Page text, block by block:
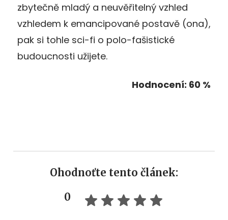
zbytečně mladý a neuvěřitelný vzhled
vzhledem k emancipované postavě (ona),
pak si tohle sci-fi o polo-fašistické
budoucnosti užijete.
Hodnocení: 60 %
Ohodnoťte tento článek:
0